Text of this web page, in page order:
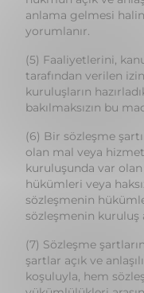
tarafından verilen
kuruluşların
bakılmaksızın bu
(6) Bir sözleşme
olan mal veya
kuruluşunda var
hükümleri veya
sözleşmenin
sözleşmenin kuruluş
(7) Sözleşme
şartlar açık ve
koşuluyla, hem
yükümlülükleri
piyasa değeri ile
dengeye ilişkin bir
(8) Bakanlık, genel